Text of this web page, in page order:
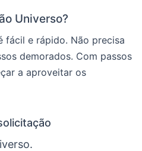
Universo?
fácil e rápido. Não precisa
demorados. Com passos
a aproveitar os